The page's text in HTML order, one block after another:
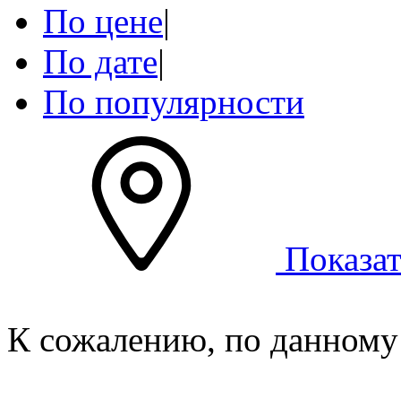
По цене|
По дате|
По популярности
К сожалению, по данному